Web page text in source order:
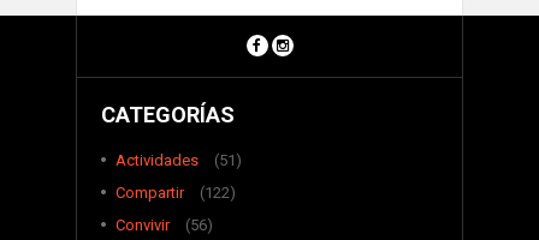
CATEGORÍAS
Actividades
(51)
Compartir
(122)
Convivir
(56)